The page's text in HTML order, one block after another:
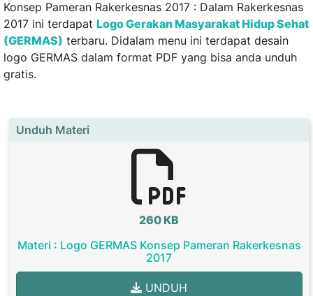
Konsep Pameran Rakerkesnas 2017 : Dalam Rakerkesnas
2017 ini terdapat Logo Gerakan Masyarakat Hidup Sehat
(GERMAS) terbaru. Didalam menu ini terdapat desain
logo GERMAS dalam format PDF yang bisa anda unduh
gratis.
Unduh Materi
260 KB
Materi : Logo GERMAS Konsep Pameran Rakerkesnas
2017
UNDUH